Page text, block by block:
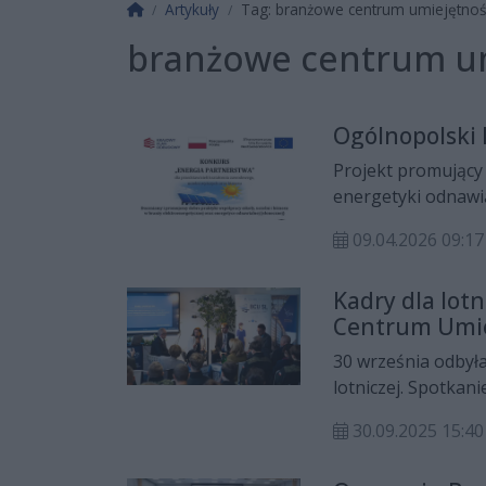
Strona główna
Artykuły Tag: branżowe centrum
branżowe centrum
Ogólnopolski
Projekt promujący
energetyki
wyższych i
09.04.2026 09:17
Kadry dla
Centrum
30 września
lotniczej.
kwietnia 2025
30.09.2025 15:40